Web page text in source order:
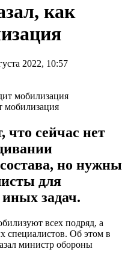
как
2022, 10:57
мобилизация
что сейчас нет
но нужны
для
задач.
всех подряд, а
специалистов. Об этом в
министр обороны